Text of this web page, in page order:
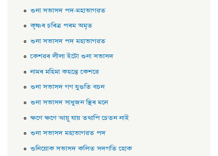
শুনা সভাসদ পদ-মহাভাগৱত
কৃষ্ণৰ চৰিত্ৰ পৰম অমৃত
শুনা সভাসদ পদ মহাভাগৱত
কেশৱৰ লীলা ইটো শুনা সভাসদ
নামৰ মহিমা কহন্তে কেশৱে
শুনা সভাসদ গণ যুগুতি বচন
শুনা সভাসদ সাধুজন স্থিৰ মনে
ক্ষণে ক্ষণে আয়ু যায় তথাপি চেতন নাই
শুনা সভাসদ মহাভাগৱত পদ
শুনিয়োক সভাসদ কলিত সদগতি হোক